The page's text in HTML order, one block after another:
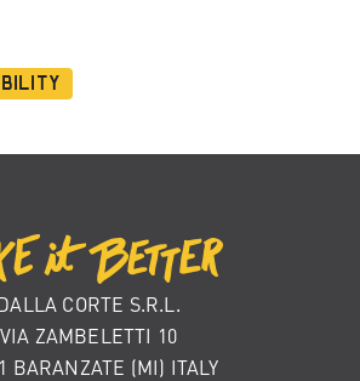
CORTE S.R.L.
VIA ZAMBELETTI 10
BARANZATE (MI) ITALY